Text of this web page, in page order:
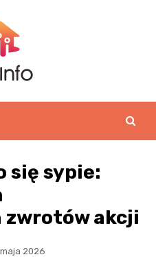
się sypie:
zwrotów akcji
maja 2026